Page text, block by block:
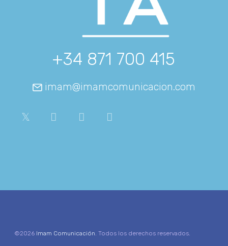
+34 871 700 415
imam@imamcomunicacion.com
©2026 Imam Comunicación . Todos los derechos reservados.